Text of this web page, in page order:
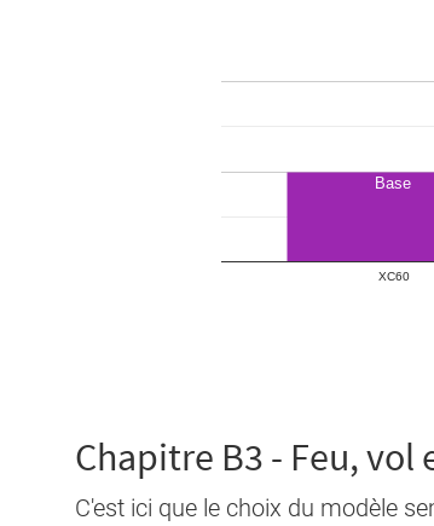
Chapitre B3 - Feu, vol
C'est ici que le choix du modèle